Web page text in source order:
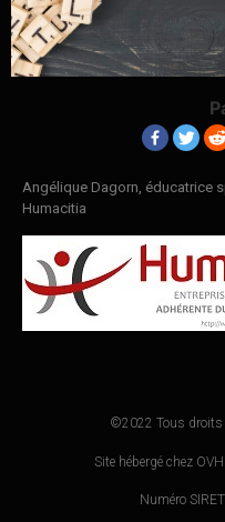
Angélique Dagorn, éducatrice
Humacitia
©2022 Tous droits
Site hébergé chez
Numéro